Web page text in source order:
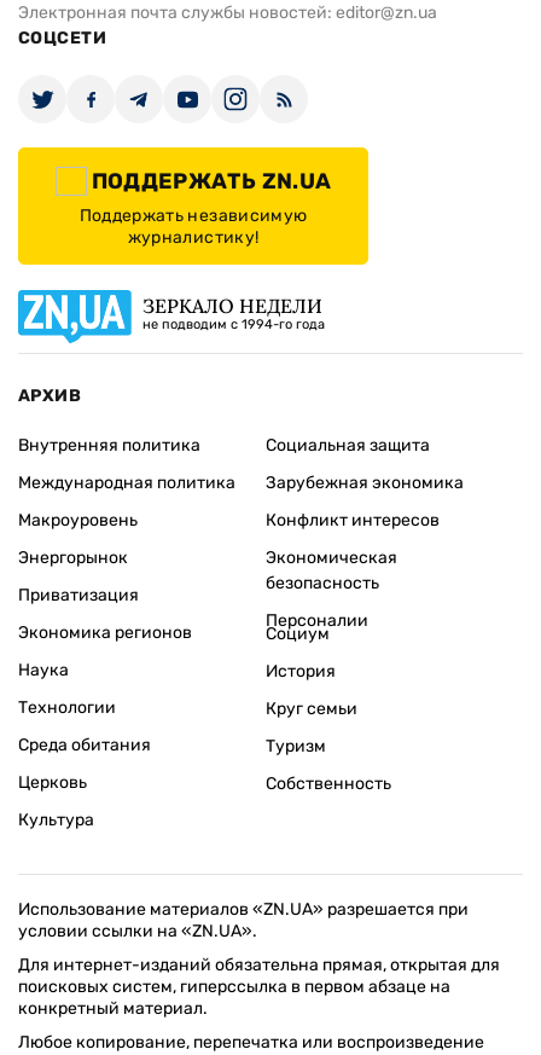
Электронная почта службы новостей: editor@zn.ua
СОЦСЕТИ
ПОДДЕРЖАТЬ ZN.UA
Поддержать независимую
журналистику!
ЗЕРКАЛО НЕДЕЛИ
не подводим с 1994-го года
АРХИВ
Внутренняя политика
Международная политика
Макроуровень
Энергорынок
Приватизация
Экономика регионов
Социальная защита
Зарубежная экономика
Конфликт интересов
Экономическая
безопасность
Персоналии
Наука
Технологии
Среда обитания
Церковь
Культура
Социум
История
Круг семьи
Туризм
Собственность
Использование материалов «ZN.UA» разрешается при
условии ссылки на «ZN.UA».
Для интернет-изданий обязательна прямая, открытая для
поисковых систем, гиперссылка в первом абзаце на
конкретный материал.
Любое копирование, перепечатка или воспроизведение